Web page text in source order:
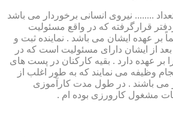
تهران از تعداد ........ نیروی انسانی برخوردار می باشد
قرارگرفته که در واقع مسئولیت
بر عهده ایشان می باشد . نماینده ثبت و
بعد از ایشان دارای مسئولیت است که در
بر عهده دارد . بقیه کارکنان در پست های
وظیفه می نمایند که به طور اغلب از
می باشند . در طول مدت کارآموزی
مشغول کارورزی بوده ام .